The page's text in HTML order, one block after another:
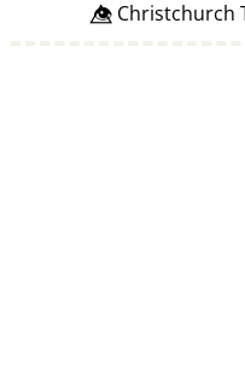
👁️⃤ Christchurch